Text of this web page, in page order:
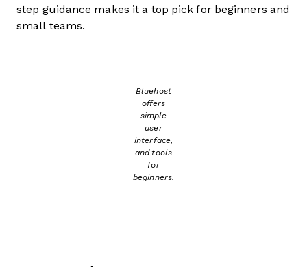
step guidance makes it a top pick for beginners and
small teams.
Bluehost
offers
simple
user
interface,
and tools
for
beginners.